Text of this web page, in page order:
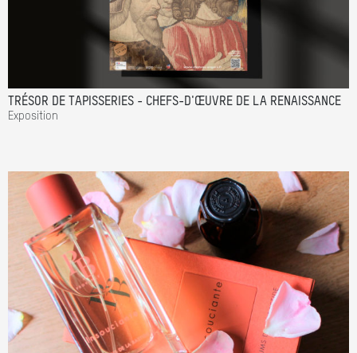
TRÉSOR DE TAPISSERIES - CHEFS-D'ŒUVRE DE LA RENAISSANCE
Exposition